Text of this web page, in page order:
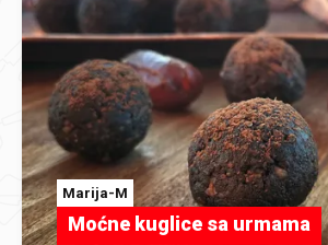
Marija-M
Moćne kuglice sa urmama